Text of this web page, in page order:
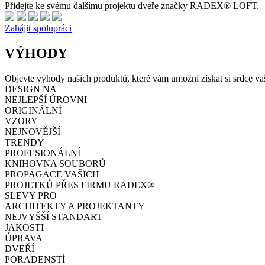
Přidejte ke svému dalšímu projektu dveře značky RADEX® LOFT.
Zahájit spolupráci
VÝHODY
Objevte výhody našich produktů, které vám umožní získat si srdce
DESIGN NA
NEJLEPŠÍ ÚROVNI
ORIGINÁLNÍ
VZORY
NEJNOVĚJŠÍ
TRENDY
PROFESIONÁLNÍ
KNIHOVNA SOUBORŮ
PROPAGACE VAŠICH
PROJETKŮ PŘES FIRMU RADEX®
SLEVY PRO
ARCHITEKTY A PROJEKTANTY
NEJVYŠŠÍ STANDART
JAKOSTI
ÚPRAVA
DVEŘÍ
PORADENSTÍ